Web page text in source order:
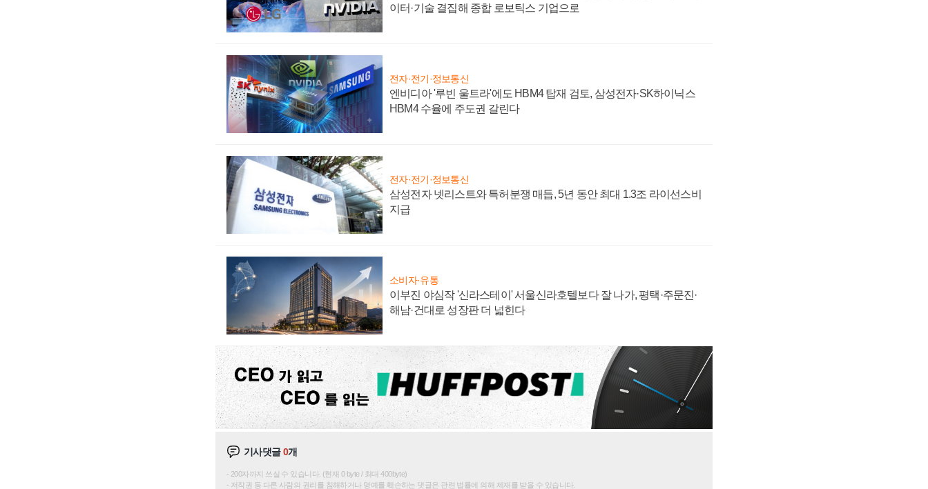
이터·기술 결집해 종합 로보틱스 기업으로
전자·전기·정보통신
엔비디아 '루빈 울트라'에도 HBM4 탑재 검토, 삼성전자·SK하이닉스
HBM4 수율에 주도권 갈린다
전자·전기·정보통신
삼성전자 넷리스트와 특허분쟁 매듭, 5년 동안 최대 1.3조 라이선스비
지급
소비자·유통
이부진 야심작 '신라스테이' 서울신라호텔보다 잘 나가, 평택·주문진·
해남·건대로 성장판 더 넓힌다
기사댓글0개
200자까지 쓰실 수 있습니다. (현재 0 byte / 최대 400byte)
저작권 등 다른 사람의 권리를 침해하거나 명예를 훼손하는 댓글은 관련 법률에 의해 제재를 받을 수 있습니다.